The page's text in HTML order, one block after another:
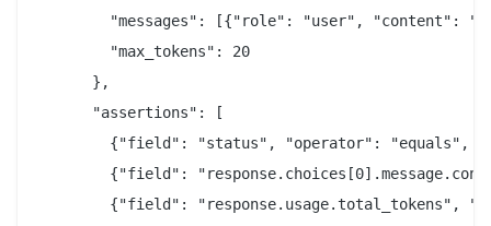
"messages": [{"role": "user", "content":
        "max_tokens": 20
      },
      "assertions": [
{"field": "status", "operator": "equals",
{"field":
{"field": "response.usage.total_tokens",